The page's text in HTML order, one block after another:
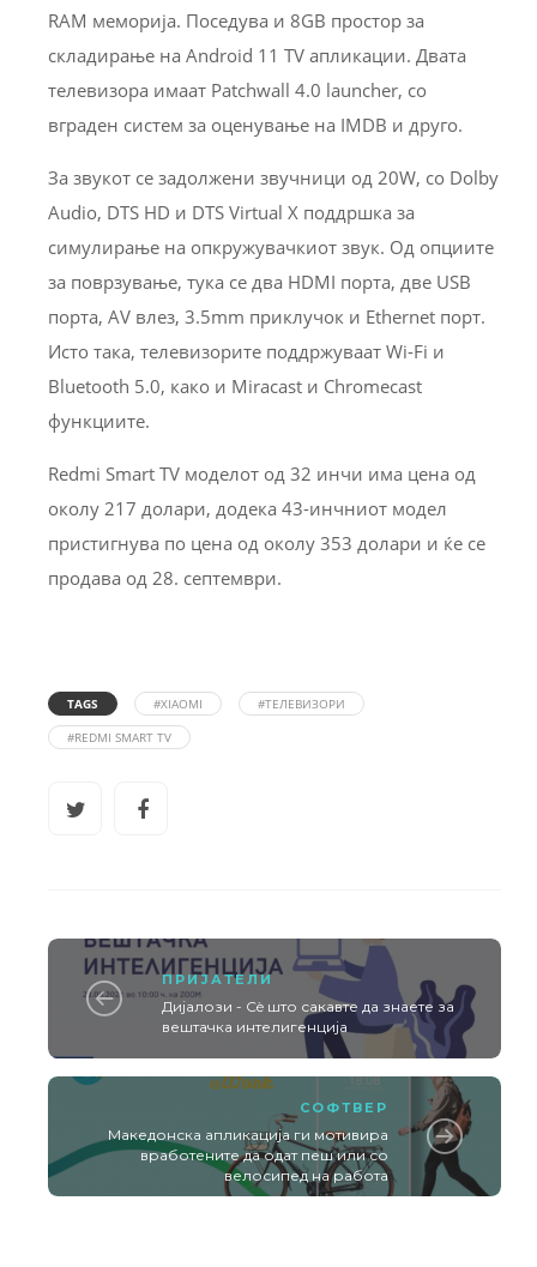
RAM меморија. Поседува и 8GB простор за
складирање на Android 11 TV апликации. Двата
телевизора имаат Patchwall 4.0 launcher, со
вграден систем за оценување на IMDB и друго.
За звукот се задолжени звучници од 20W, со Dolby
Audio, DTS HD и DTS Virtual X поддршка за
симулирање на опкружувачкиот звук. Од опциите
за поврзување, тука се два HDMI порта, две USB
порта, AV влез, 3.5mm приклучок и Ethernet порт.
Исто така, телевизорите поддржуваат Wi-Fi и
Bluetooth 5.0, како и Miracast и Chromecast
функциите.
Redmi Smart TV моделот од 32 инчи има цена од
околу 217 долари, додека 43-инчниот модел
пристигнува по цена од околу 353 долари и ќе се
продава од 28. септември.
TAGS #XIAOMI
#ТЕЛЕВИЗОРИ
#REDMI SMART TV
ПРИЈАТЕЛИ
Дијалози - Сè што сакавте да знаете за
вештачка интелигенција
СОФТВЕР
Македонска апликација ги мотивира
вработените да одат пеш или со
велосипед на работа